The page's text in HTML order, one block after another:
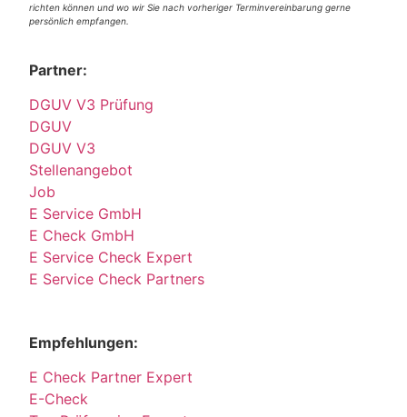
richten können und wo wir Sie nach vorheriger Terminvereinbarung gerne
persönlich empfangen.
Partner:
DGUV V3 Prüfung
DGUV
DGUV V3
Stellenangebot
Job
E Service GmbH
E Check GmbH
E Service Check Expert
E Service Check Partners
Empfehlungen:
E Check Partner Expert
E-Check